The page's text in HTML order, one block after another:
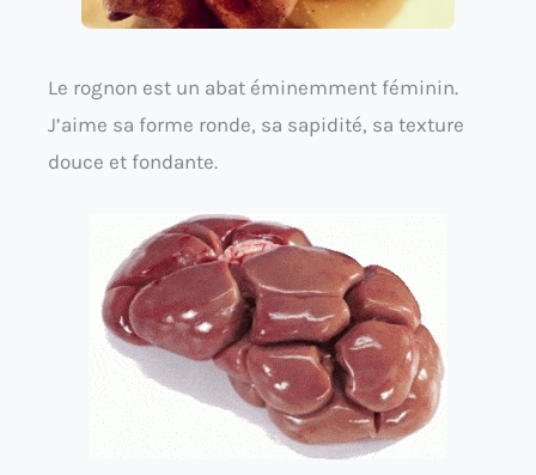
Le rognon est un abat éminemment féminin.
J’aime sa forme ronde, sa sapidité, sa texture
douce et fondante.